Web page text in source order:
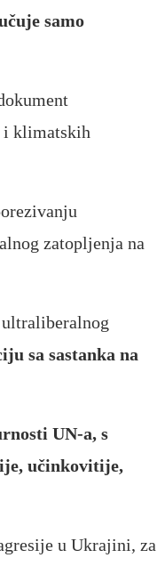
samo
i klimatskih
zatopljenja na
sa sastanka na
UN-a, s
učinkovitije,
u Ukrajini, za